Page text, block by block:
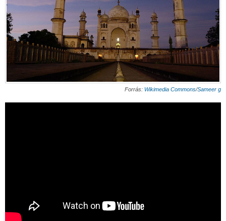
Forrás: Wikimedia Commons/Sameer g